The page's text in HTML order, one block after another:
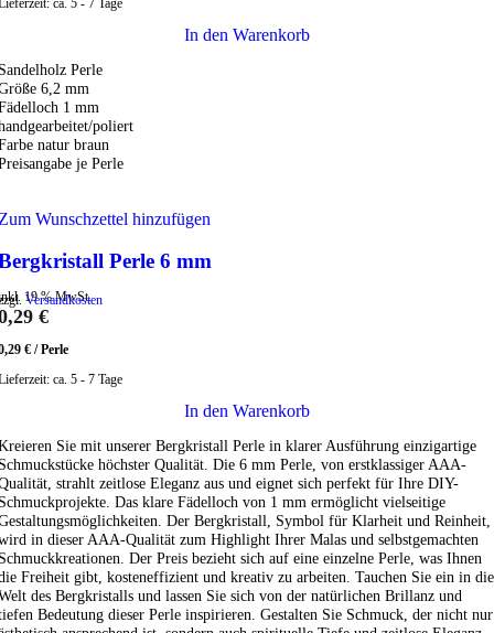
ca. 5 - 7 Tage
In den Warenkorb
Perle
6,2 mm
1 mm
poliert
natur braun
je Perle
Wunschzettel hinzufügen
Perle 6 mm
19 % MwSt.
Versandkosten
€
€ /Perle
ca. 5 - 7 Tage
In den Warenkorb
Sie mit unserer Bergkristall Perle in klarer Ausführung einzigartige
höchster Qualität. Die 6 mm Perle, von erstklassiger AAA-
strahlt zeitlose Eleganz aus und eignet sich perfekt für Ihre DIY-
Das klare Fädelloch von 1 mm ermöglicht vielseitige
Der Bergkristall, Symbol für Klarheit und Reinheit,
in dieser AAA-Qualität zum Highlight Ihrer Malas und selbstgemachten
Der Preis bezieht sich auf eine einzelne Perle, was Ihnen
Freiheit gibt, kosteneffizient und kreativ zu arbeiten. Tauchen Sie ein in die
des Bergkristalls und lassen Sie sich von der natürlichen Brillanz und
Bedeutung dieser Perle inspirieren. Gestalten Sie Schmuck, der nicht nur